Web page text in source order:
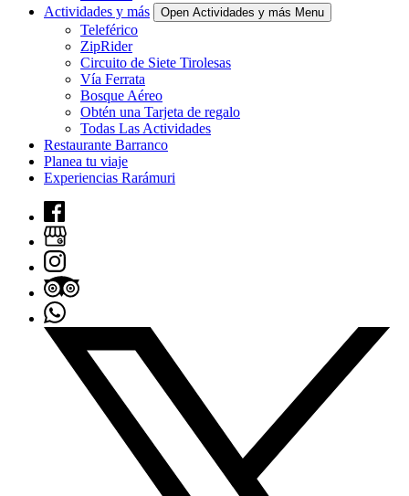
Actividades y más
Open Actividades y más Menu
Teleférico
ZipRider
Circuito de Siete Tirolesas
Vía Ferrata
Bosque Aéreo
Obtén una Tarjeta de regalo
Todas Las Actividades
Restaurante Barranco
Planea tu viaje
Experiencias Rarámuri